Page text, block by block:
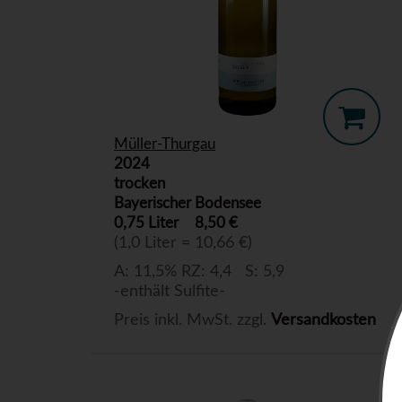
Müller-Thurgau
2024
trocken
Bayerischer Bodensee
0,75 Liter
8,50 €
(1,0 Liter = 10,66 €)
A: 11,5% RZ: 4,4 S: 5,9
-enthält Sulfite-
Preis inkl. MwSt. zzgl. Versandkosten